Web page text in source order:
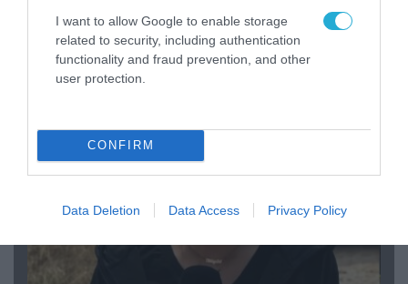
I want to allow Google to enable storage
related to security, including authentication
functionality and fraud prevention, and other
user protection.
CONFIRM
Data Deletion Data Access Privacy Policy
Αυτή την ώρα το τελευταίο «αντίο» στον πρώην
υπουργό Ι.Βαρβιτσιώτη (φωτο)